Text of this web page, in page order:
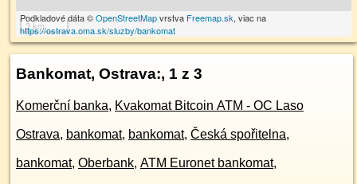
3 km
Podkladové dáta ©OpenStreetMapvrstva Freemap.sk, viac na
https://ostrava.oma.sk/sluzby/bankomat
Bankomat, Ostrava:, 1 z 3
Komerční banka, Kvakomat Bitcoin ATM - OC Laso
Ostrava, bankomat, bankomat, Česká spořitelna,
bankomat, Oberbank, ATM Euronet bankomat,